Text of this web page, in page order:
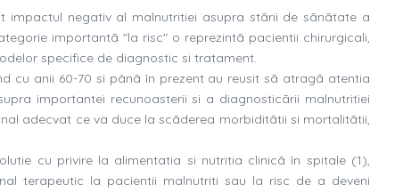
impactul negativ al malnutritiei asupra stãrii de sãnãtate a
importantã "la risc" o reprezintã pacientii chirurgicali,
specifice de diagnostic si tratament.
cu anii 60-70 si pânã în prezent au reusit sã atragã atentia
importantei recunoasterii si a diagnosticãrii malnutritiei
adecvat ce va duce la scãderea morbiditãtii si mortalitãtii,
cu privire la alimentatia si nutritia clinicã în spitale (1),
terapeutic la pacientii malnutriti sau la risc de a deveni